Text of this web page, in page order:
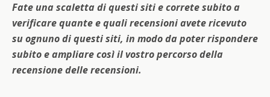
Fate una scaletta di questi siti e correte subito a
verificare quante e quali recensioni avete ricevuto
su ognuno di questi siti, in modo da poter rispondere
subito e ampliare così il vostro percorso della
recensione delle recensioni.